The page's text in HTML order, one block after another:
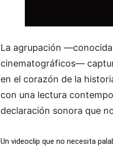
La agrupación —conocida
cinematográficos—
en el corazón de la
con una lectura
declaración sonora que
Un videoclip que no necesita